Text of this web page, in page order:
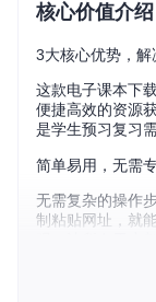
核心价值介
3大核心优势，
这款电子课本下
便捷高效的资源
是学生预习复习
简单易用，无需
无需复杂的操作
制粘贴网址，就
观，让所有用户